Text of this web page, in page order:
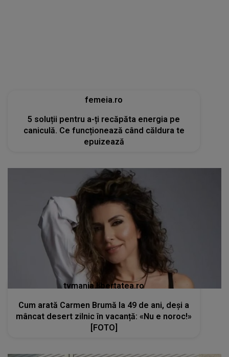
tvmania.libertatea.ro
Cum arată Carmen Brumă la 49 de ani, deși a
mâncat desert zilnic în vacanță: «Nu e noroc!»
[FOTO]